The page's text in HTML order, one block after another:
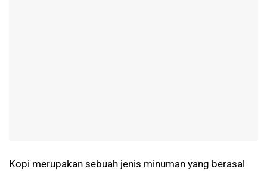
Kopi merupakan sebuah jenis minuman yang berasal